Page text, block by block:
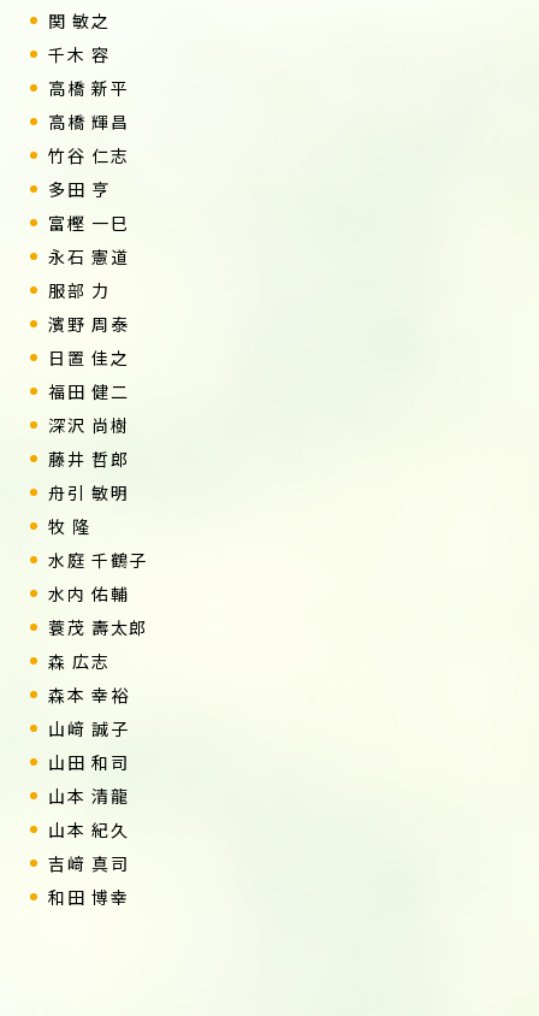
関 敏之
千木 容
高橋 新平
高橋 輝昌
竹谷 仁志
多田 亨
富樫 一巳
永石 憲道
服部 力
濱野 周泰
日置 佳之
福田 健二
深沢 尚樹
藤井 哲郎
舟引 敏明
牧 隆
水庭 千鶴子
水内 佑輔
蓑茂 壽太郎
森 広志
森本 幸裕
山﨑 誠子
山田 和司
山本 清龍
山本 紀久
吉﨑 真司
和田 博幸